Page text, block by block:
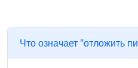
Что означает "отложить